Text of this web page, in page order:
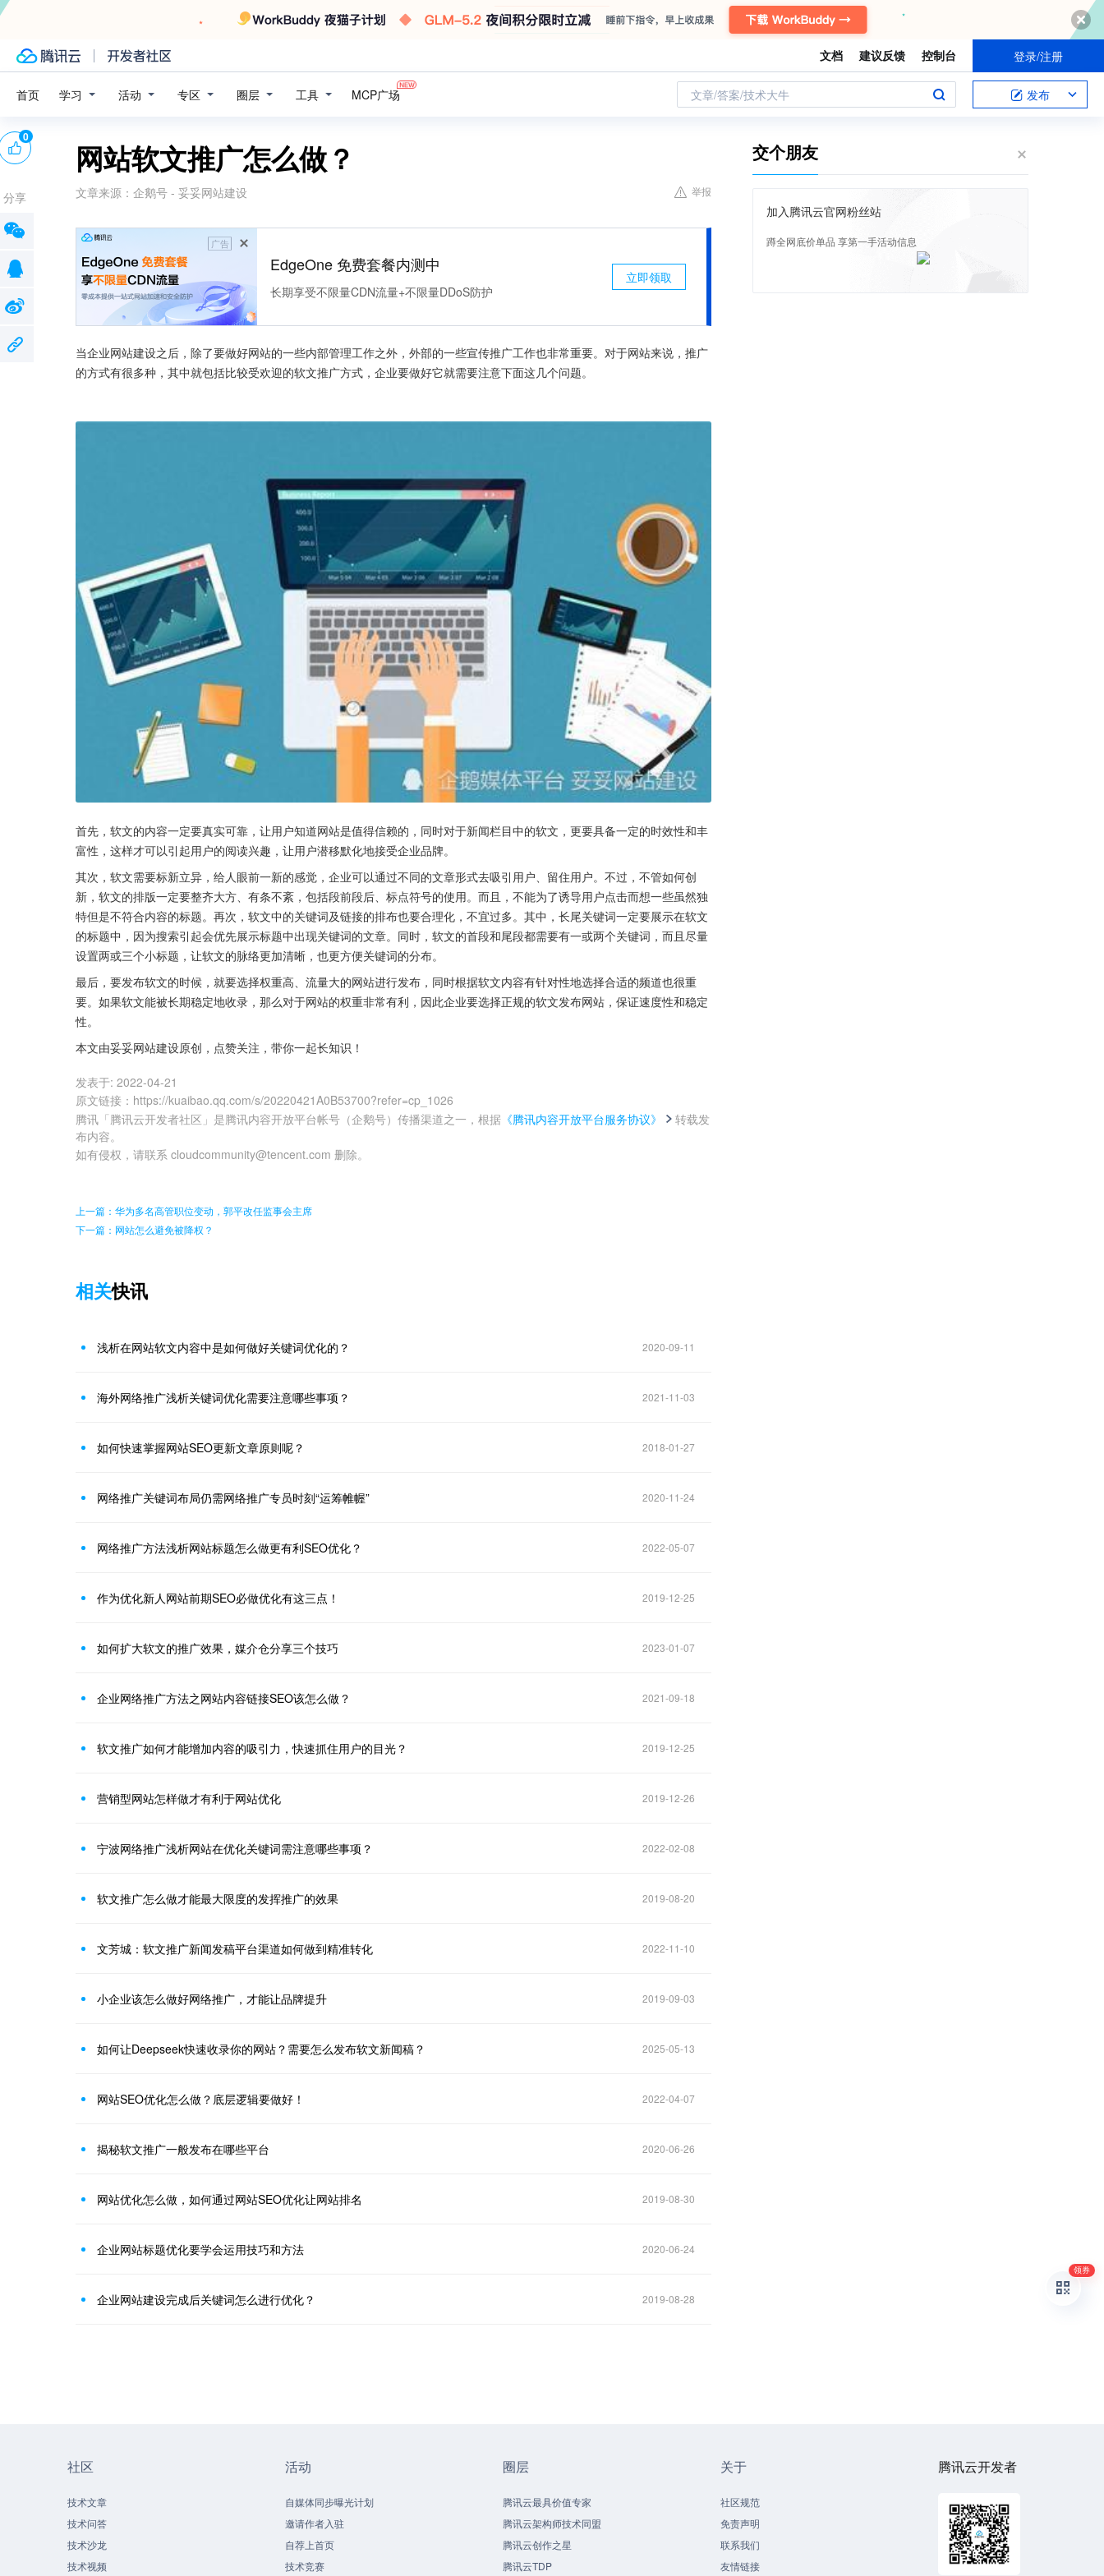
文档 建议反馈 控制台 登录/注册
首页 学习 活动 专区 圈层 工具 MCP广场 文章/答案/技术大牛 发布
网站软文推广怎么做？
文章来源： 企鹅号 - 妥妥网站建设 举报
广告
EdgeOne 免费套餐内测中
长期享受不限量CDN流量+不限量DDoS防护
立即领取
当企业网站建设之后，除了要做好网站的一些内部管理工作之外，外部的一些宣传推广工作也非常重要。对于网站来说，推广
的方式有很多种，其中就包括比较受欢迎的软文推广方式，企业要做好它就需要注意下面这几个问题。
首先，软文的内容一定要真实可靠，让用户知道网站是值得信赖的，同时对于新闻栏目中的软文，更要具备一定的时效性和丰
富性，这样才可以引起用户的阅读兴趣，让用户潜移默化地接受企业品牌。
其次，软文需要标新立异，给人眼前一新的感觉，企业可以通过不同的文章形式去吸引用户、留住用户。不过，不管如何创
新，软文的排版一定要整齐大方、有条不紊，包括段前段后、标点符号的使用。而且，不能为了诱导用户点击而想一些虽然独
特但是不符合内容的标题。再次，软文中的关键词及链接的排布也要合理化，不宜过多。其中，长尾关键词一定要展示在软文
的标题中，因为搜索引起会优先展示标题中出现关键词的文章。同时，软文的首段和尾段都需要有一或两个关键词，而且尽量
设置两或三个小标题，让软文的脉络更加清晰，也更方便关键词的分布。
最后，要发布软文的时候，就要选择权重高、流量大的网站进行发布，同时根据软文内容有针对性地选择合适的频道也很重
要。如果软文能被长期稳定地收录，那么对于网站的权重非常有利，因此企业要选择正规的软文发布网站，保证速度性和稳定
性。
本文由妥妥网站建设原创，点赞关注，带你一起长知识！
发表于: 2022-04-21
原文链接 ： https://kuaibao.qq.com/s/20220421A0B53700?refer=cp_1026
腾讯「腾讯云开发者社区」是腾讯内容开放平台帐号（企鹅号）传播渠道之一，根据 《腾讯内容开放平台服务协议》
转载发
布内容。
如有侵权，请联系 cloudcommunity@tencent.com 删除。
0
分享
上一篇：华为多名高管职位变动，郭平改任监事会主席
下一篇：网站怎么避免被降权？
相关快讯
浅析在网站软文内容中是如何做好关键词优化的？ 2020-09-11
海外网络推广浅析关键词优化需要注意哪些事项？ 2021-11-03
如何快速掌握网站SEO更新文章原则呢？ 2018-01-27
网络推广关键词布局仍需网络推广专员时刻“运筹帷幄” 2020-11-24
网络推广方法浅析网站标题怎么做更有利SEO优化？ 2022-05-07
作为优化新人网站前期SEO必做优化有这三点！ 2019-12-25
如何扩大软文的推广效果，媒介仓分享三个技巧 2023-01-07
企业网络推广方法之网站内容链接SEO该怎么做？ 2021-09-18
软文推广如何才能增加内容的吸引力，快速抓住用户的目光？ 2019-12-25
营销型网站怎样做才有利于网站优化 2019-12-26
宁波网络推广浅析网站在优化关键词需注意哪些事项？ 2022-02-08
软文推广怎么做才能最大限度的发挥推广的效果 2019-08-20
文芳城：软文推广新闻发稿平台渠道如何做到精准转化 2022-11-10
小企业该怎么做好网络推广，才能让品牌提升 2019-09-03
如何让Deepseek快速收录你的网站？需要怎么发布软文新闻稿？ 2025-05-13
网站SEO优化怎么做？底层逻辑要做好！ 2022-04-07
揭秘软文推广一般发布在哪些平台 2020-06-26
网站优化怎么做，如何通过网站SEO优化让网站排名 2019-08-30
企业网站标题优化要学会运用技巧和方法 2020-06-24
企业网站建设完成后关键词怎么进行优化？ 2019-08-28
交个朋友
加入腾讯云官网粉丝站
蹲全网底价单品 享第一手活动信息
社区
技术文章
技术问答
技术沙龙
技术视频
活动
自媒体同步曝光计划
邀请作者入驻
自荐上首页
技术竞赛
圈层
腾讯云最具价值专家
腾讯云架构师技术同盟
腾讯云创作之星
腾讯云TDP
关于
社区规范
免责声明
联系我们
友情链接
腾讯云开发者
领券